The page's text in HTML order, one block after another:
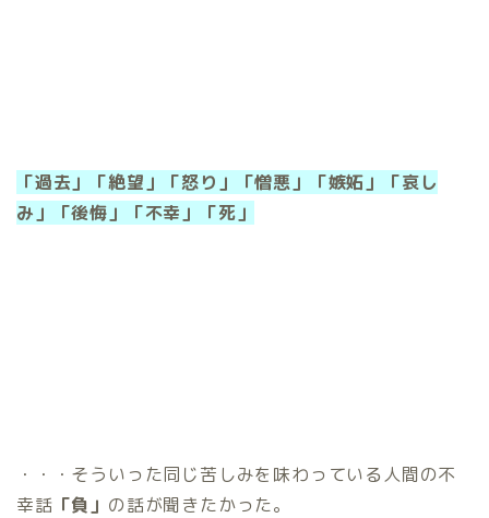
「過去」「絶望」「怒り」「憎悪」「嫉妬」「哀し
み」「後悔」「不幸」「死」
・・・そういった同じ苦しみを味わっている人間の不
幸話 「負」 の話が聞きたかった。